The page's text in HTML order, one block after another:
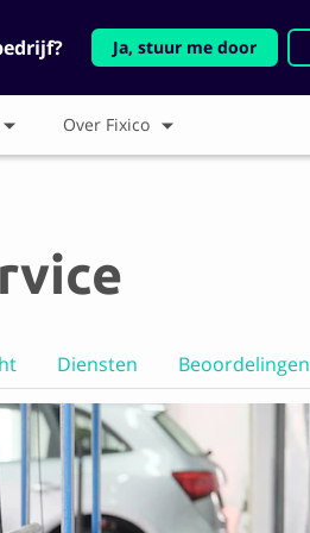
Ja, stuur me door
Over Fixico
Diensten Beoordelingen